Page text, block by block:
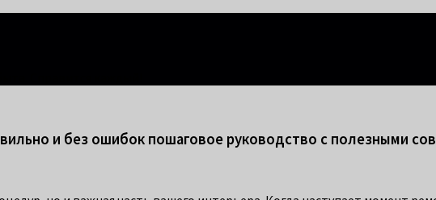
и без ошибок пошаговое руководство с полезными